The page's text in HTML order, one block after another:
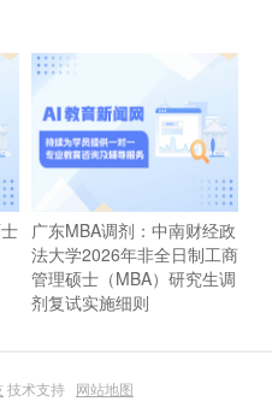
广东MBA调剂：中南财经政
法大学2026年非全日制工商
管理硕士（MBA）研究生调
剂复试实施细则
技术支持 网站地图